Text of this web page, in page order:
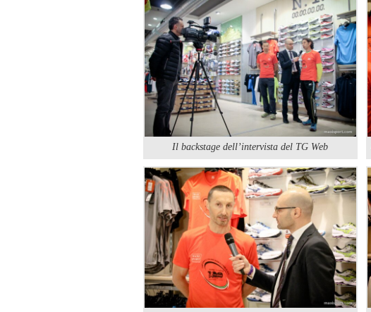
Il backstage dell’intervista del TG Web